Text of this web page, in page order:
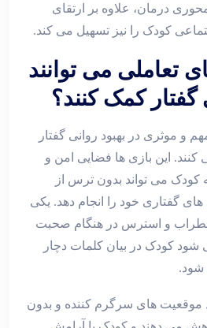
درمان، علاوه بر ارتقای
کودک را نیز تسهیل می‌ کند.
تعاملی می توانند
گفتار کمک کنند؟
و موثری در بهبود روانی گفتار
‌کنند. این بازی ‌ها فضایی امن و
می‌ تواند بدون ترس از
‌های گفتاری خود را انجام دهد. یکی
و استرس در هنگام صحبت
کودک در بیان کلمات دچار
شود.
موقعیت ‌های سرگرم‌ کننده و بدون